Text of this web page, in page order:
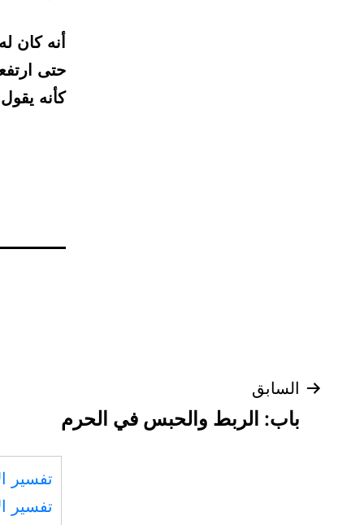
أنه كان
حتى
كأنه
تصفّح
المقالات
السابق
باب: الربط والحبس في الحرم
تفسير
تفسير